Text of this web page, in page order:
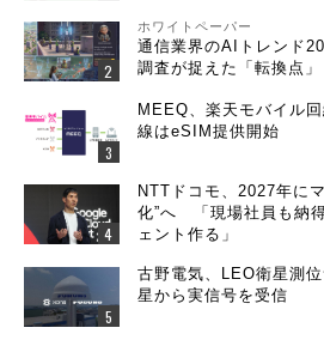
ホワイトペーパー
通信業界のAIトレンド
調査が捉えた「転換点」
MEEQ、楽天モバイル
線はeSIM提供開始
NTTドコモ、2027年に
化”へ 「現場社員も納
ェント作る」
古野電気、LEO衛星測
星から実信号を受信